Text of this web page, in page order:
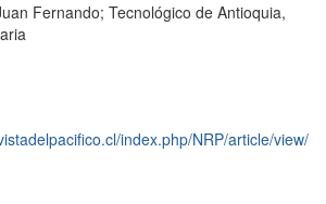
Fernando; Tecnológico de Antioquia,
index.php/NRP/article/view/